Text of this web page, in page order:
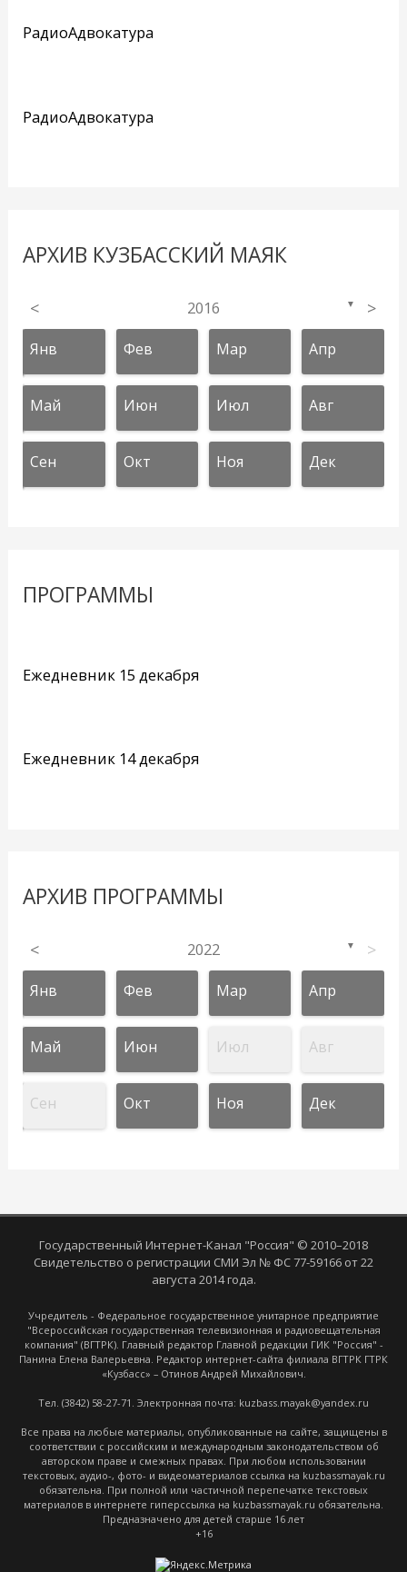
РадиоАдвокатура
РадиоАдвокатура
АРХИВ КУЗБАССКИЙ МАЯК
< 2016 ▼ >
Янв Фев Мар Апр
Май Июн Июл Авг
Сен Окт Ноя Дек
ПРОГРАММЫ
Ежедневник 15 декабря
Ежедневник 14 декабря
АРХИВ ПРОГРАММЫ
< 2022 ▼ >
Янв Фев Мар Апр
Май Июн Июл Авг
Сен Окт Ноя Дек
Государственный Интернет-Канал "Россия" © 2010–2018
Свидетельство о регистрации СМИ Эл № ФС 77-59166 от 22
августа 2014 года.
Учредитель - Федеральное государственное унитарное предприятие
"Всероссийская государственная телевизионная и радиовещательная
компания" (ВГТРК). Главный редактор Главной редакции ГИК "Россия" -
Панина Елена Валерьевна. Редактор интернет-сайта филиала ВГТРК ГТРК
«Кузбасс» – Отинов Андрей Михайлович.
Тел. (3842) 58-27-71. Электронная почта: kuzbass.mayak@yandex.ru
Все права на любые материалы, опубликованные на сайте, защищены в
соответствии с российским и международным законодательством об
авторском праве и смежных правах. При любом использовании
текстовых, аудио-, фото- и видеоматериалов ссылка на kuzbassmayak.ru
обязательна. При полной или частичной перепечатке текстовых
материалов в интернете гиперссылка на kuzbassmayak.ru обязательна.
Предназначено для детей старше 16 лет
+16